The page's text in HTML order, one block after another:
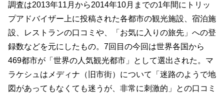
調査は2013年11月から2014年10月までの1年間にトリッ
プアドバイザー上に投稿された各都市の観光施設、宿泊施
設、レストランの口コミや、「お気に入りの旅先」への登
録数などを元にしたもの。7回目の今回は世界各国から
469都市が「世界の人気観光都市」として選出された。マ
ラケシュはメディナ（旧市街）について「迷路のようで地
図があってもなくても迷うが、非常に刺激的」との口コミ